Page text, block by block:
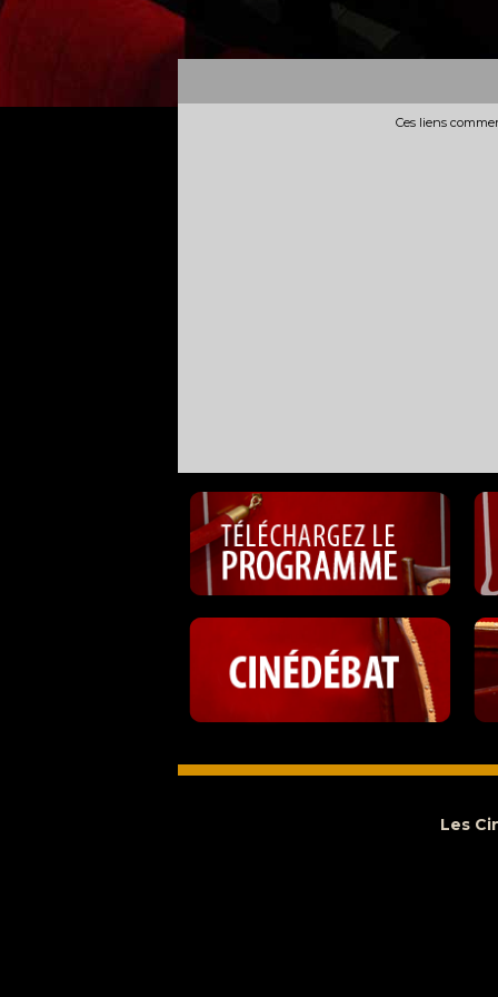
Ces liens
Les